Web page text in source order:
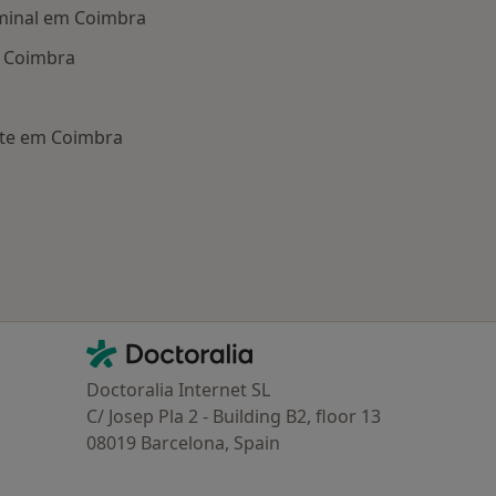
em Coimbra
em Coimbra
Contacto
Doctoralia - Homepage
Doctoralia Internet SL
C/ Josep Pla 2 - Building B2, floor 13
08019 Barcelona, Spain